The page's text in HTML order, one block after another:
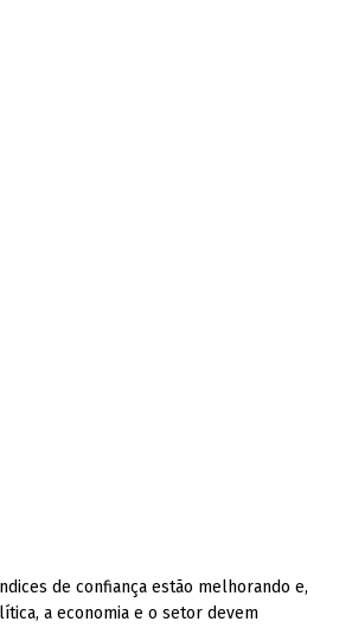
de confiança estão melhorando e,
a economia e o setor devem